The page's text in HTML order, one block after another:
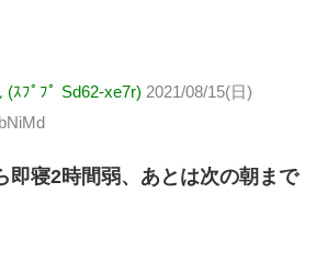
(ｽﾌﾟﾌﾟ Sd62-xe7r) 2021/08/15(日)
即寝2時間弱、あとは次の朝まで